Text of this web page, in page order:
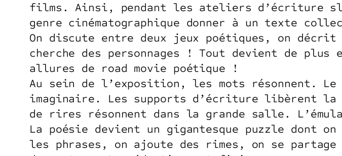
films. Ainsi, pendant les ateliers d’écriture
genre cinématographique donner à un texte
On discute entre deux jeux poétiques, on décrit
cherche des personnages ! Tout devient de
allures de road movie poétique !
Au sein de l’exposition, les mots résonnent.
imaginaire. Les supports d’écriture libèrent la
de rires résonnent dans la grande salle.
La poésie devient un gigantesque puzzle dont
les phrases, on ajoute des rimes, on se